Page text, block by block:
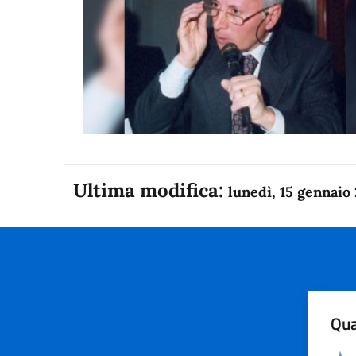
Ultima modifica: lunedì, 15 gennaio